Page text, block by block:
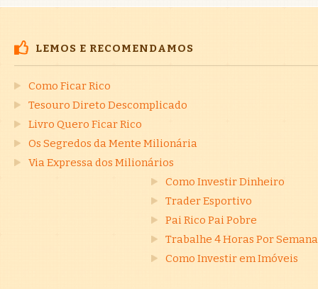
LEMOS E RECOMENDAMOS
Como Ficar Rico
Tesouro Direto Descomplicado
Livro Quero Ficar Rico
Os Segredos da Mente Milionária
Via Expressa dos Milionários
Como Investir Dinheiro
Trader Esportivo
Pai Rico Pai Pobre
Trabalhe 4 Horas Por Semana
Como Investir em Imóveis